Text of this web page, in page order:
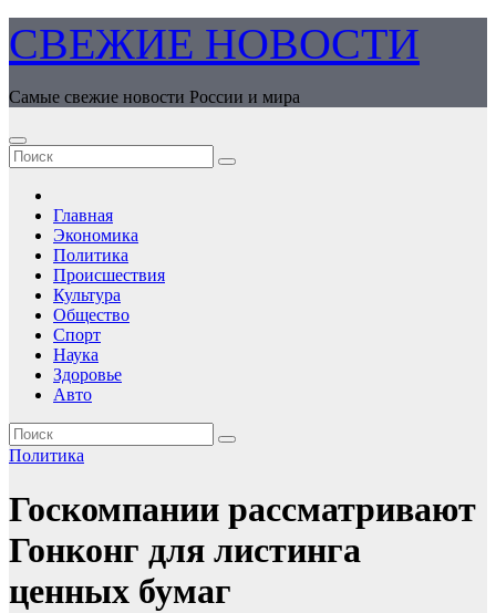
Перейти
к
содержимому
СВЕЖИЕ НОВОСТИ
Самые свежие новости России и мира
Главная
Экономика
Политика
Происшествия
Культура
Общество
Спорт
Наука
Здоровье
Авто
Политика
Госкомпании рассматривают
Гонконг для листинга
ценных бумаг